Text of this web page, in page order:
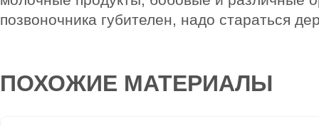
позвоночника губителен, надо стараться
ПОХОЖИЕ МАТЕРИАЛЫ